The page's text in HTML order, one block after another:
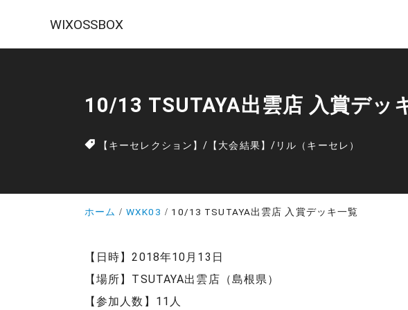
WIXOSSBOX
10/13 TSUTAYA出雲店 入賞デッ
【キーセレクション】/ 【大会結果】 / リル（キーセレ）
ホーム WXK03 10/13 TSUTAYA出雲店 入賞デッキ一覧
【日時】2018年10月13日
【場所】TSUTAYA出雲店（島根県）
【参加人数】11人